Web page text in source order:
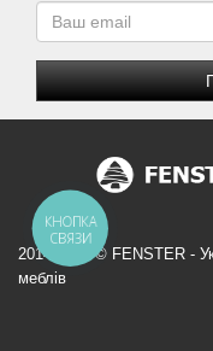
2014-2026 © FENSTER -
меблів
КНОПКА
СВЯЗИ